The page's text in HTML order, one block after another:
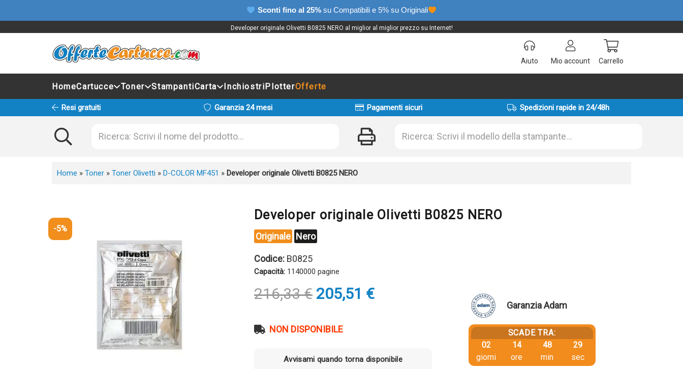
Sconti fino al 25% su Compatibili e 5% su Originali
Developer originale Olivetti B0825 NERO al miglior al miglior prezzo su Internet!
Aiuto Mio account Carrello
HomeCartucce Toner StampantiCarta InchiostriPlotterOfferte
Resi gratuiti Garanzia 24 mesi Pagamenti sicuri Spedizioni rapide in 24/48h
Home » Toner » Toner Olivetti » D-COLOR MF451 » Developer originale Olivetti B0825 NERO
-5%
Developer originale Olivetti B0825 NERO
Originale Nero
Codice: B0825
Capacità: 1140000 pagine
216,33€ Il
prezzo
era:
205,51 €Il
NON DISPONIBILE
Avvisami quando torna disponibile
Garanzia Adam
SCADE TRA:
02
giorni
14
ore
48
min
29
sec